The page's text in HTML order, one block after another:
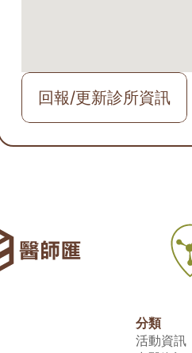
回報/更新診所資訊
分類
活動資訊